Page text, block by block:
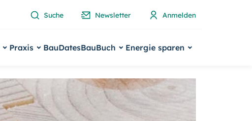
Suche Newsletter Anmelden
Praxis BauDatesBauBuch Energie sparen